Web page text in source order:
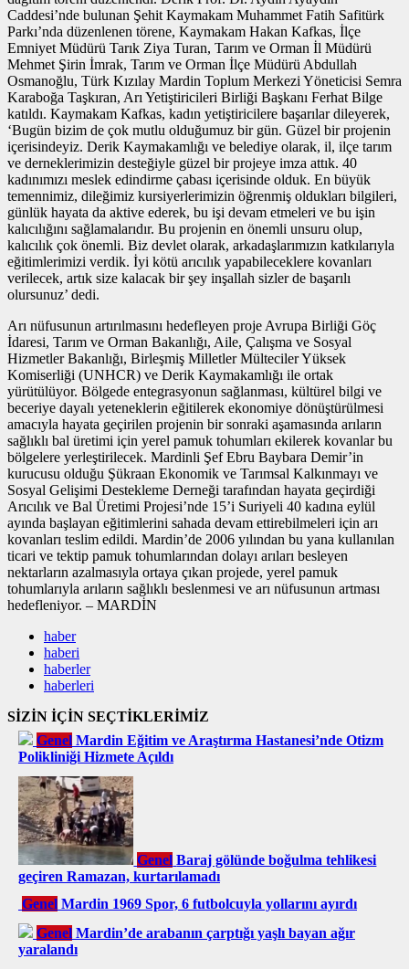
Caddesi’nde bulunan Şehit Kaymakam Muhammet Fatih Safitürk
Parkı’nda düzenlenen törene, Kaymakam Hakan Kafkas, İlçe
Emniyet Müdürü Tarık Ziya Turan, Tarım ve Orman İl Müdürü
Mehmet Şirin İmrak, Tarım ve Orman İlçe Müdürü Abdullah
Osmanoğlu, Türk Kızılay Mardin Toplum Merkezi Yöneticisi Semra
Karaboğa Taşkıran, Arı Yetiştiricileri Birliği Başkanı Ferhat Bilge
katıldı. Kaymakam Kafkas, kadın yetiştiricilere başarılar dileyerek,
‘Bugün bizim de çok mutlu olduğumuz bir gün. Güzel bir projenin
içerisindeyiz. Derik Kaymakamlığı ve belediye olarak, il, ilçe tarım
ve derneklerimizin desteğiyle güzel bir projeye imza attık. 40
kadınımızı meslek edindirme çabası içerisinde olduk. En büyük
temennimiz, dileğimiz kursiyerlerimizin öğrenmiş oldukları bilgileri,
günlük hayata da aktive ederek, bu işi devam etmeleri ve bu işin
kalıcılığını sağlamalarıdır. Bu projenin en önemli unsuru olup,
kalıcılık çok önemli. Biz devlet olarak, arkadaşlarımızın katkılarıyla
eğitimlerimizi verdik. İyi kötü arıcılık yapabileceklere kovanları
verilecek, artık size kalacak bir şey inşallah sizler de başarılı
olursunuz’ dedi.
Arı nüfusunun artırılmasını hedefleyen proje Avrupa Birliği Göç
İdaresi, Tarım ve Orman Bakanlığı, Aile, Çalışma ve Sosyal
Hizmetler Bakanlığı, Birleşmiş Milletler Mülteciler Yüksek
Komiserliği (UNHCR) ve Derik Kaymakamlığı ile ortak
yürütülüyor. Bölgede entegrasyonun sağlanması, kültürel bilgi ve
beceriye dayalı yeteneklerin eğitilerek ekonomiye dönüştürülmesi
amacıyla hayata geçirilen projenin bir sonraki aşamasında arıların
sağlıklı bal üretimi için yerel pamuk tohumları ekilerek kovanlar bu
bölgelere yerleştirilecek. Mardinli Şef Ebru Baybara Demir’in
kurucusu olduğu Şükraan Ekonomik ve Tarımsal Kalkınmayı ve
Sosyal Gelişimi Destekleme Derneği tarafından hayata geçirdiği
Arıcılık ve Bal Üretimi Projesi’nde 15’i Suriyeli 40 kadına eylül
ayında başlayan eğitimlerini sahada devam ettirebilmeleri için arı
kovanları teslim edildi. Mardin’de 2006 yılından bu yana kullanılan
ticari ve tektip pamuk tohumlarından dolayı arıları besleyen
nektarların azalmasıyla ortaya çıkan projede, yerel pamuk
tohumlarıyla arıların sağlıklı beslenmesi ve arı nüfusunun artması
hedefleniyor. – MARDİN
haber
haberi
haberler
haberleri
SİZİN İÇİN SEÇTİKLERİMİZ
Genel Mardin Eğitim ve Araştırma Hastanesi’nde Otizm
Polikliniği Hizmete Açıldı
Genel Baraj gölünde boğulma tehlikesi
geçiren Ramazan, kurtarılamadı
Genel Mardin 1969 Spor, 6 futbolcuyla yollarını ayırdı
Genel Mardin’de arabanın çarptığı yaşlı bayan ağır
yaralandı